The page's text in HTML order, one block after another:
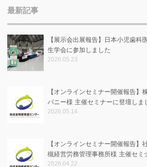
最新記事
【展示会出展報告】日本小児歯科
生学会に参加しました
2026.05.23
【オンラインセミナー開催報告】
パニー様 主催セミナーに登壇しま
2026.05.14
【オンラインセミナー開催報告】
槻経営労務管理事務所様 主催セミ
2026.04.22